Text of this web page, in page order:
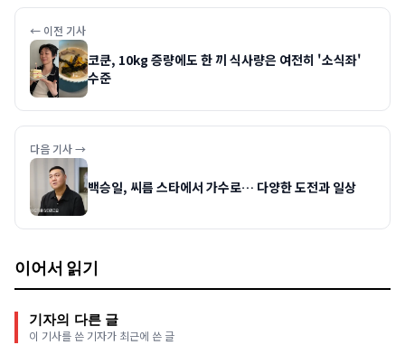
← 이전 기사
코쿤, 10kg 증량에도 한 끼 식사량은 여전히 '소식좌'
수준
다음 기사 →
백승일, 씨름 스타에서 가수로… 다양한 도전과 일상
이어서 읽기
기자의 다른 글
이 기사를 쓴 기자가 최근에 쓴 글